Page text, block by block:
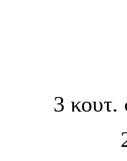
3 κουτ.